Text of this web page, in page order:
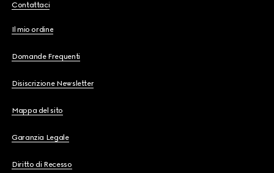
Contattaci
Il mio ordine
Domande Frequenti
Disiscrizione Newsletter
Mappa del sito
Garanzia Legale
Diritto di Recesso